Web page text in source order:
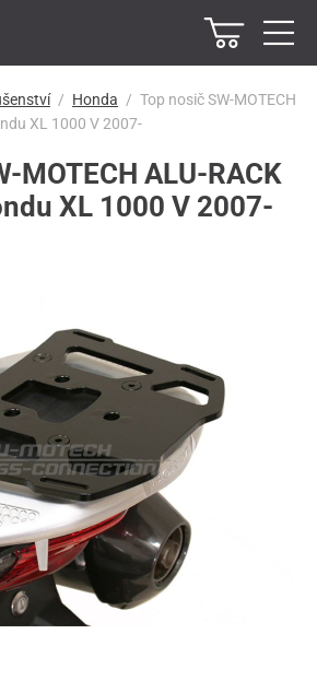
Honda
Top nosič SW-MOTECH
XL 1000 V 2007-
MOTECH ALU-RACK
XL 1000 V 2007-